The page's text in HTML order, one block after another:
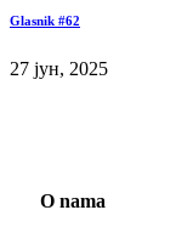
Glasnik #62
27 јун, 2025
O nama